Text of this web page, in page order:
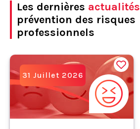
Les dernières actualités
prévention des risques
professionnels
31 Juillet 2026